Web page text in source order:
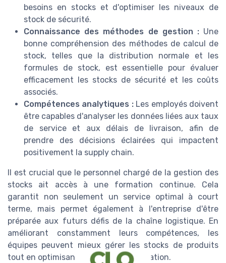
besoins en stocks et d'optimiser les niveaux de
stock de sécurité.
Connaissance des méthodes de gestion :Une
bonne compréhension des méthodes de calcul de
stock, telles que la distribution normale et les
formules de stock, est essentielle pour évaluer
efficacement les stocks de sécurité et les coûts
associés.
Compétences analytiques :Les employés doivent
être capables d'analyser les données liées aux taux
de service et aux délais de livraison, afin de
prendre des décisions éclairées qui impactent
positivement la supply chain.
Il est crucial que le personnel chargé de la gestion des
stocks ait accès à une formation continue. Cela
garantit non seulement un service optimal à court
terme, mais permet également à l'entreprise d'être
préparée aux futurs défis de la chaîne logistique. En
améliorant constamment leurs compétences, les
équipes peuvent mieux gérer les stocks de produits
tout en optimisant les coûts d'exploitation.